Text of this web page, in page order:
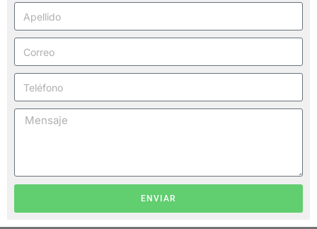
ENVIAR